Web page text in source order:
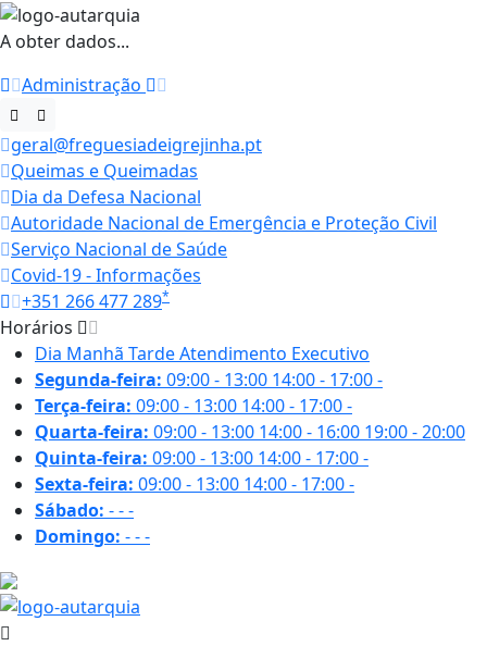
A obter dados...
Administração
geral@freguesiadeigrejinha.pt
Queimas e Queimadas
Dia da Defesa Nacional
Autoridade Nacional de Emergência e Proteção Civil
Serviço Nacional de Saúde
Covid-19 - Informações
+351 266 477 289*
Horários
Dia Manhã TardeAtendimento Executivo
Segunda-feira: 09:00 - 13:00 14:00 - 17:00-
Terça-feira: 09:00 - 13:00 14:00 - 17:00-
Quarta-feira: 09:00 - 13:00 14:00 - 16:00 19:00 - 20:00
Quinta-feira: 09:00 - 13:00 14:00 - 17:00-
Sexta-feira: 09:00 - 13:00 14:00 - 17:00-
Sábado: ---
Domingo: ---